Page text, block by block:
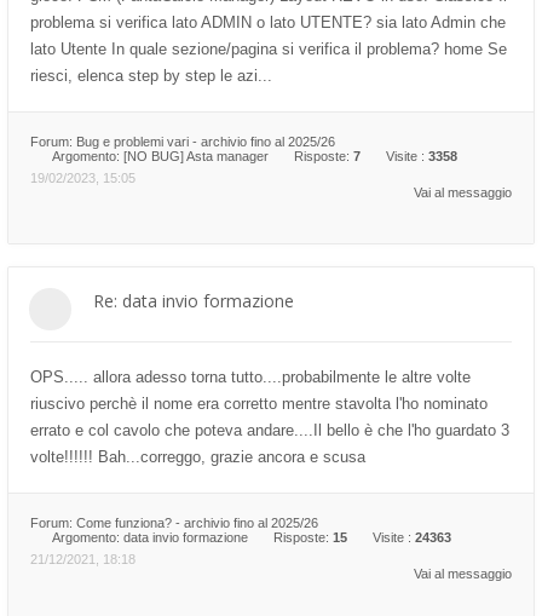
problema si verifica lato ADMIN o lato UTENTE? sia lato Admin che
lato Utente In quale sezione/pagina si verifica il problema? home Se
riesci, elenca step by step le azi...
Forum: Bug e problemi vari - archivio fino al 2025/26
Argomento: [NO BUG] Asta manager Risposte: 7 Visite : 3358
19/02/2023, 15:05
Vai al messaggio
Re: data invio formazione
OPS..... allora adesso torna tutto....probabilmente le altre volte
riuscivo perchè il nome era corretto mentre stavolta l'ho nominato
errato e col cavolo che poteva andare....Il bello è che l'ho guardato 3
volte!!!!!! Bah...correggo, grazie ancora e scusa
Forum: Come funziona? - archivio fino al 2025/26
Argomento: data invio formazione Risposte: 15 Visite : 24363
21/12/2021, 18:18
Vai al messaggio